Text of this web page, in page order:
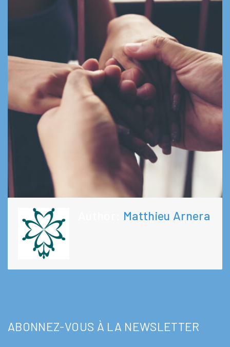
Matthieu Arnera
ABONNEZ-VOUS À LA NEWSLETTER